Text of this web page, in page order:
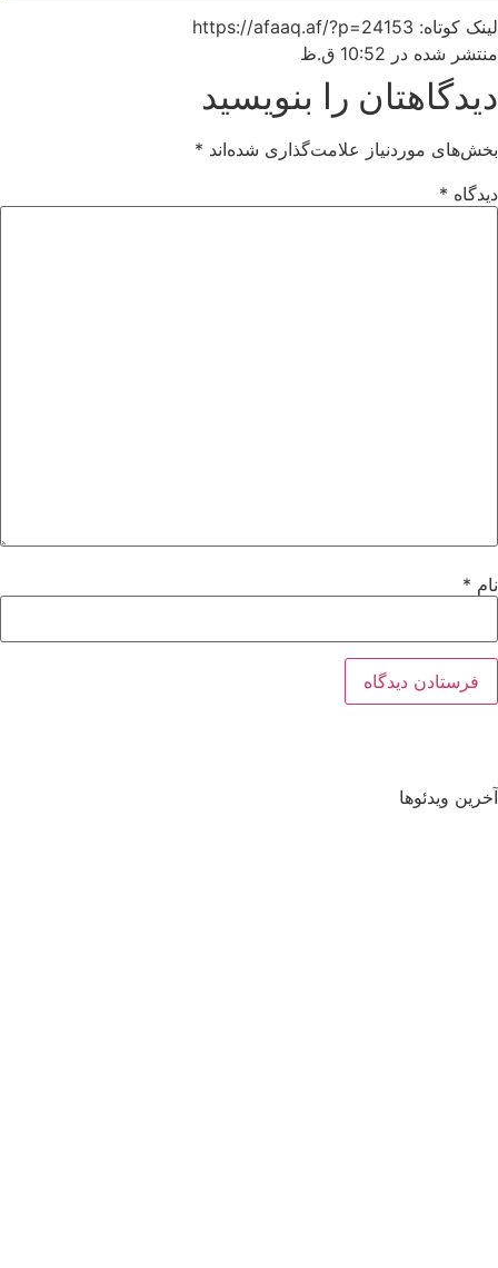
لینک کوتاه: https://afaaq.af/?p=24153
منتشر شده در 10:52 ق.ظ
دیدگاهتان را بنویسید
بخش‌های موردنیاز علامت‌گذاری شده‌اند *
دیدگاه *
نام *
آخرین ویدئوها